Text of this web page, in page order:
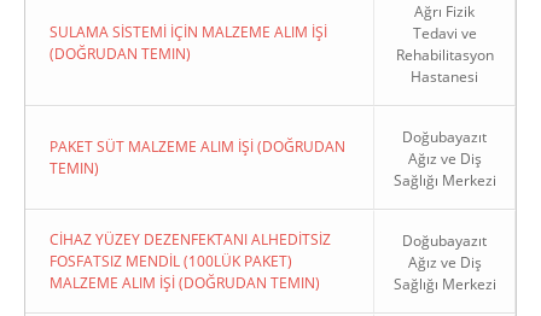
SULAMA SİSTEMİ İÇİN MALZEME ALIM İŞİ
(DOĞRUDAN TEMIN)
Ağrı Fizik
Tedavi ve
Rehabilitasyon
Hastanesi
PAKET SÜT MALZEME ALIM İŞİ (DOĞRUDAN
TEMIN)
Doğubayazıt
Ağız ve Diş
Sağlığı Merkezi
CİHAZ YÜZEY DEZENFEKTANI ALHEDİTSİZ
FOSFATSIZ MENDİL (100LÜK PAKET)
MALZEME ALIM İŞİ (DOĞRUDAN TEMIN)
Doğubayazıt
Ağız ve Diş
Sağlığı Merkezi